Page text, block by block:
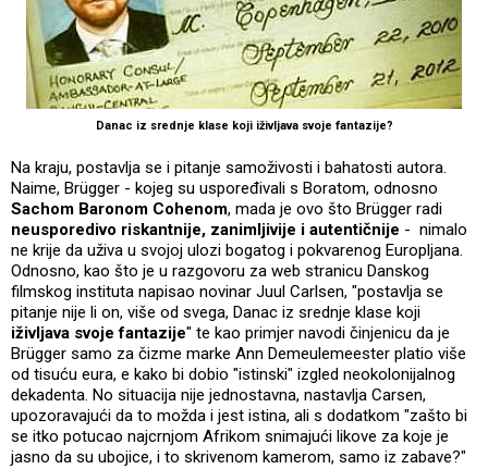
Danac iz srednje klase koji iživljava svoje fantazije?
Na kraju, postavlja se i pitanje samoživosti i bahatosti autora.
Naime, Brügger - kojeg su uspoređivali s Boratom, odnosno
Sachom Baronom Cohenom, mada je ovo što Brügger radi
neusporedivo riskantnije, zanimljivije i autentičnije - nimalo
ne krije da uživa u svojoj ulozi bogatog i pokvarenog Europljana.
Odnosno, kao što je u razgovoru za web stranicu Danskog
filmskog instituta napisao novinar Juul Carlsen, "postavlja se
pitanje nije li on, više od svega, Danac iz srednje klase koji
iživljava svoje fantazije" te kao primjer navodi činjenicu da je
Brügger samo za čizme marke Ann Demeulemeester platio više
od tisuću eura, e kako bi dobio "istinski" izgled neokolonijalnog
dekadenta. No situacija nije jednostavna, nastavlja Carsen,
upozoravajući da to možda i jest istina, ali s dodatkom "zašto bi
se itko potucao najcrnjom Afrikom snimajući likove za koje je
jasno da su ubojice, i to skrivenom kamerom, samo iz zabave?"